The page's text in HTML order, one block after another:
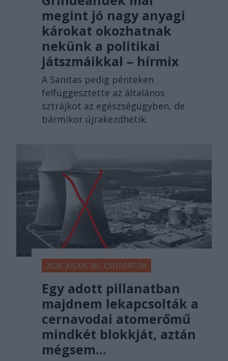
megint jó nagy anyagi
károkat okozhatnak
nekünk a politikai
játszmáikkal – hírmix
A Sanitas pedig pénteken
felfüggesztette az általános
sztrájkot az egészségügyben, de
bármikor újrakezdhetik.
2026. JÚLIUS 30., CSÜTÖRTÖK
Egy adott pillanatban
majdnem lekapcsolták a
cernavodai atomerőmű
mindkét blokkját, aztán
mégsem…